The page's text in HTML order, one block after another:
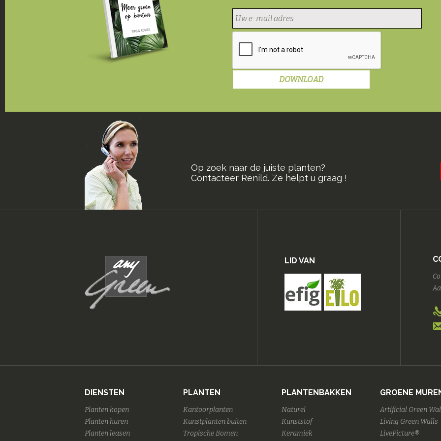
Op zoek naar de juiste planten?
Contacteer Renild. Ze helpt u graag !
LID VAN
DIENSTEN
Planten kopen
Planten huren
Planten leasen
PLANTEN
Kantoorplanten
Kunstplanten buiten
Tropische Bomen
PLANTENBAKKEN
Naturel
Kunststof
Keramiek
GROENE
Artificial Green
Living Green Walls
LivePicture®